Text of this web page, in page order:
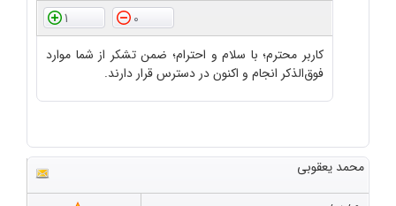
0
1
کاربر محترم؛ با سلام و احترام؛ ضمن تشکر از شما موارد
فوق‌الذکر انجام و اکنون در دسترس قرار دارند.
محمد یعقوبی